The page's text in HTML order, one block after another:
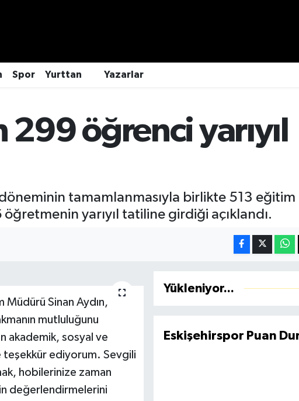
Spor Yurttan Yazarlar
öğrenci yarıyıl
tamamlanmasıyla birlikte 513 eğitim
yarıyıl tatiline girdiği açıklandı.
Müdürü Sinan Aydın,
mutluluğunu
akademik, sosyal ve
teşekkür ediyorum. Sevgili
hobilerinize zaman
değerlendirmelerini
Yükleniyor...
Eskişehirspor Puan